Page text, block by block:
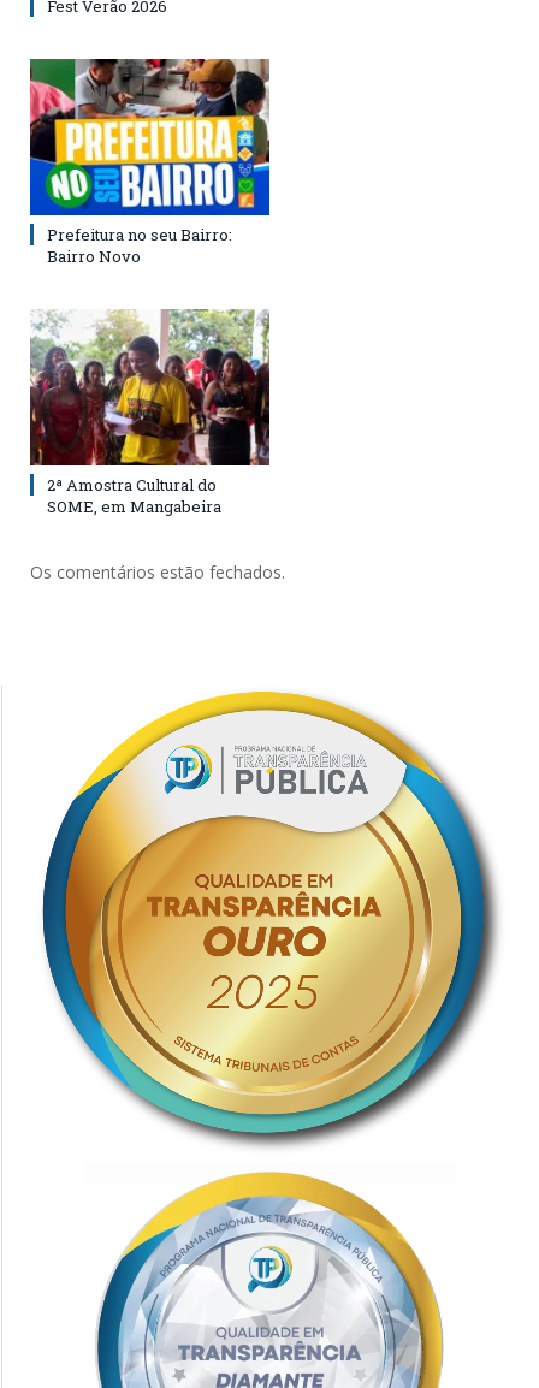
Fest Verão 2026
Prefeitura no seu Bairro:
Bairro Novo
2ª Amostra Cultural do
SOME, em Mangabeira
Os comentários estão fechados.